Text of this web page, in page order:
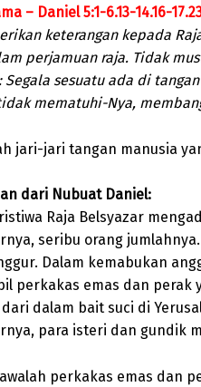
– Daniel 5:1-6.13-14.16-
keterangan kepada
perjamuan raja. Tidak
Segala sesuatu ada di
mematuhi-Nya,
jari-jari tangan manusia
dari Nubuat Daniel:
Raja Belsyazar
seribu orang
Dalam kemabukan
perkakas emas dan perak
dalam bait suci di
para isteri dan gundik
perkakas emas dan